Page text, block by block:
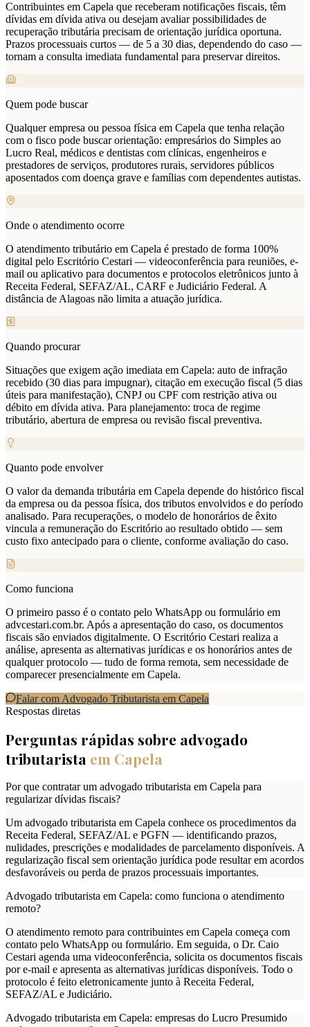
Contribuintes em Capela que receberam notificações fiscais, têm
dívidas em dívida ativa ou desejam avaliar possibilidades de
recuperação tributária precisam de orientação jurídica oportuna.
Prazos processuais curtos — de 5 a 30 dias, dependendo do caso —
tornam a consulta imediata fundamental para preservar direitos.
Quem pode buscar
Qualquer empresa ou pessoa física em Capela que tenha relação
com o fisco pode buscar orientação: empresários do Simples ao
Lucro Real, médicos e dentistas com clínicas, engenheiros e
prestadores de serviços, produtores rurais, servidores públicos
aposentados com doença grave e famílias com dependentes autistas.
Onde o atendimento ocorre
O atendimento tributário em Capela é prestado de forma 100%
digital pelo Escritório Cestari — videoconferência para reuniões, e-
mail ou aplicativo para documentos e protocolos eletrônicos junto à
Receita Federal, SEFAZ/AL, CARF e Judiciário Federal. A
distância de Alagoas não limita a atuação jurídica.
Quando procurar
Situações que exigem ação imediata em Capela: auto de infração
recebido (30 dias para impugnar), citação em execução fiscal (5 dias
úteis para manifestação), CNPJ ou CPF com restrição ativa ou
débito em dívida ativa. Para planejamento: troca de regime
tributário, abertura de empresa ou revisão fiscal preventiva.
Quanto pode envolver
O valor da demanda tributária em Capela depende do histórico fiscal
da empresa ou da pessoa física, dos tributos envolvidos e do período
analisado. Para recuperações, o modelo de honorários de êxito
vincula a remuneração do Escritório ao resultado obtido — sem
custo fixo antecipado para o cliente, conforme avaliação do caso.
Como funciona
O primeiro passo é o contato pelo WhatsApp ou formulário em
advcestari.com.br. Após a apresentação do caso, os documentos
fiscais são enviados digitalmente. O Escritório Cestari realiza a
análise, apresenta as alternativas jurídicas e os honorários antes de
qualquer protocolo — tudo de forma remota, sem necessidade de
comparecer presencialmente em Capela.
Falar com Advogado Tributarista em Capela
Respostas diretas
Perguntas rápidas sobre advogado
tributarista em Capela
Por que contratar um advogado tributarista em Capela para
regularizar dívidas fiscais?
Um advogado tributarista em Capela conhece os procedimentos da
Receita Federal, SEFAZ/AL e PGFN — identificando prazos,
nulidades, prescrições e modalidades de parcelamento disponíveis. A
regularização fiscal sem orientação jurídica pode resultar em acordos
desfavoráveis ou perda de prazos processuais importantes.
Advogado tributarista em Capela: como funciona o atendimento
remoto?
O atendimento remoto para contribuintes em Capela começa com
contato pelo WhatsApp ou formulário. Em seguida, o Dr. Caio
Cestari agenda uma videoconferência, solicita os documentos fiscais
por e-mail e apresenta as alternativas jurídicas disponíveis. Todo o
protocolo é feito eletronicamente junto à Receita Federal,
SEFAZ/AL e Judiciário.
Advogado tributarista em Capela: empresas do Lucro Presumido